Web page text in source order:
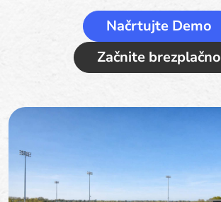
Načrtujte Demo
Začnite brezplačno